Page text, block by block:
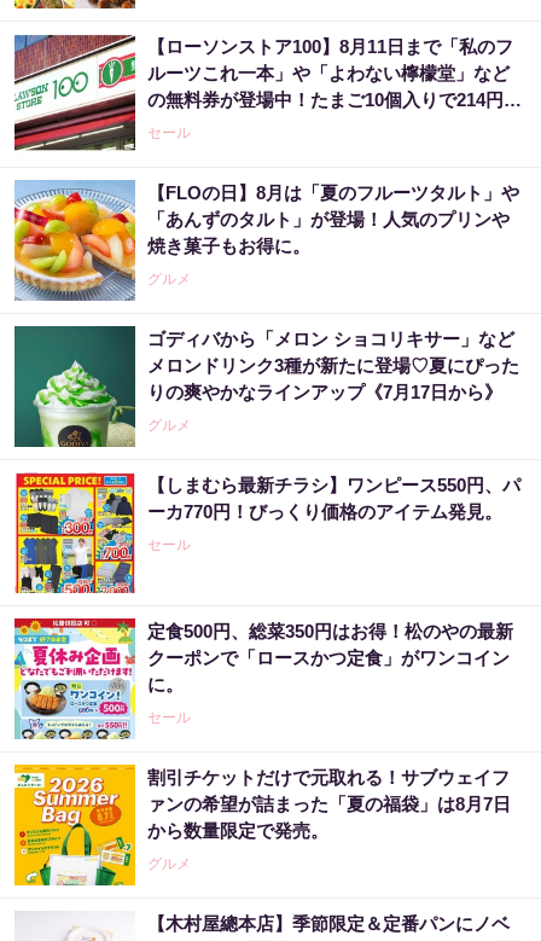
【ローソンストア100】8月11日まで「私のフ
ルーツこれ一本」や「よわない檸檬堂」など
の無料券が登場中！たまご10個入りで214円な
どのお得企画も見逃せない。
セール
【FLOの日】8月は「夏のフルーツタルト」や
「あんずのタルト」が登場！人気のプリンや
焼き菓子もお得に。
グルメ
ゴディバから「メロン ショコリキサー」など
メロンドリンク3種が新たに登場♡夏にぴった
りの爽やかなラインアップ《7月17日から》
グルメ
【しまむら最新チラシ】ワンピース550円、パ
ーカ770円！びっくり価格のアイテム発見。
セール
定食500円、総菜350円はお得！松のやの最新
クーポンで「ロースかつ定食」がワンコイン
に。
セール
割引チケットだけで元取れる！サブウェイフ
ァンの希望が詰まった「夏の福袋」は8月7日
から数量限定で発売。
グルメ
【木村屋總本店】季節限定＆定番パンにノベ